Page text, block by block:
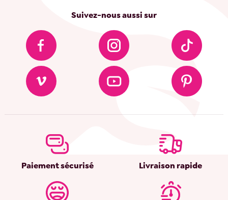
Suivez-nous aussi sur
Paiement sécurisé Livraison rapide